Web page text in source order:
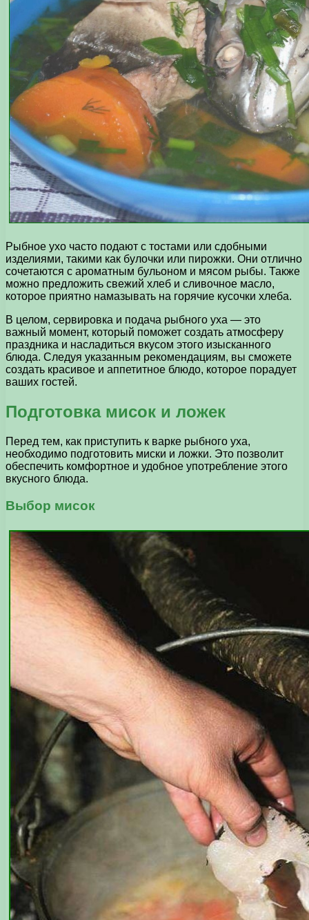
Рыбное ухо часто подают с тостами или сдобными
изделиями, такими как булочки или пирожки. Они отлично
сочетаются с ароматным бульоном и мясом рыбы. Также
можно предложить свежий хлеб и сливочное масло,
которое приятно намазывать на горячие кусочки хлеба.
В целом, сервировка и подача рыбного уха — это
важный момент, который поможет создать атмосферу
праздника и насладиться вкусом этого изысканного
блюда. Следуя указанным рекомендациям, вы сможете
создать красивое и аппетитное блюдо, которое порадует
ваших гостей.
Подготовка мисок и ложек
Перед тем, как приступить к варке рыбного уха,
необходимо подготовить миски и ложки. Это позволит
обеспечить комфортное и удобное употребление этого
вкусного блюда.
Выбор мисок